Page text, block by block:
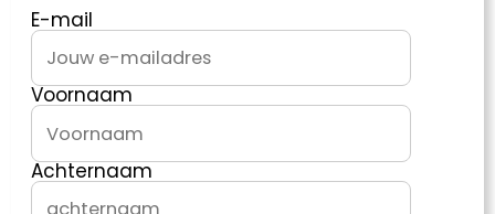
E-mail
Voornaam
Achternaam